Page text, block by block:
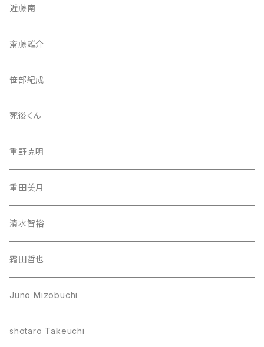
近藤南
齋藤雄介
笹部紀成
死後くん
重野克明
重田美月
清水智裕
霜田哲也
Juno Mizobuchi
shotaro Takeuchi